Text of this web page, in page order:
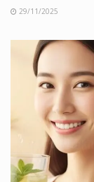
29/11/2025